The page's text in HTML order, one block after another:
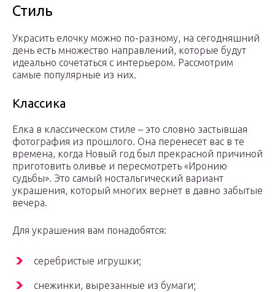
Стиль
Украсить елочку можно по-разному, на сегодняшний
день есть множество направлений, которые будут
идеально сочетаться с интерьером. Рассмотрим
самые популярные из них.
Классика
Елка в классическом стиле – это словно застывшая
фотография из прошлого. Она перенесет вас в те
времена, когда Новый год был прекрасной причиной
приготовить оливье и пересмотреть «Иронию
судьбы». Это самый ностальгический вариант
украшения, который многих вернет в давно забытые
вечера.
Для украшения вам понадобятся:
серебристые игрушки;
снежинки, вырезанные из бумаги;